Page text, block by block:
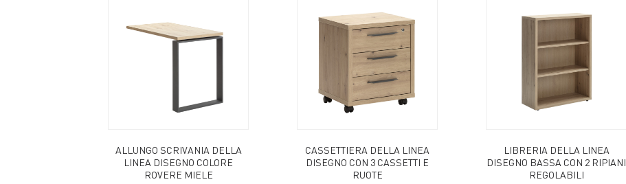
ALLUNGO SCRIVANIA DELLA
LINEA DISEGNO COLORE
ROVERE MIELE
CASSETTIERA DELLA LINEA
DISEGNO CON 3 CASSETTI E
RUOTE
LIBRERIA DELLA LINEA
DISEGNO BASSA CON 2 RIPIANI
REGOLABILI